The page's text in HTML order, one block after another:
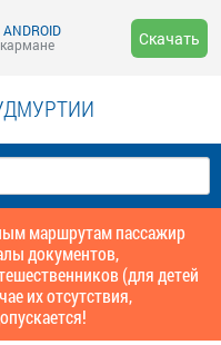
Скачать
маршрутам пассажир
документов,
(для детей
их отсутствия,